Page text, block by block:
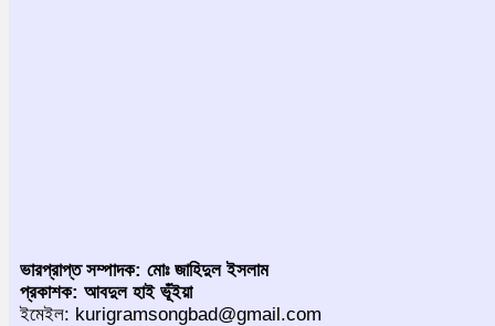
ভারপ্রাপ্ত সম্পাদক: মোঃ জাহিদুল ইসলাম
প্রকাশক: আবদুল হাই ভূঁইয়া
ইমেইল: kurigramsongbad@gmail.com